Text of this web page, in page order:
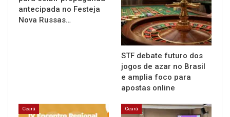
antecipada no Festeja
Nova Russas…
STF debate futuro dos
jogos de azar no Brasil
e amplia foco para
apostas online
Ceará Ceará